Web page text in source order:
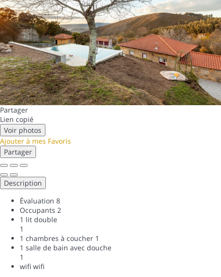
Partager
Lien copié
Voir photos
Ajouter à mes Favoris
Partager
Description
Évaluation 8
Occupants 2
1 lit double
1
1 chambres à coucher 1
1 salle de bain avec douche
1
wifi wifi